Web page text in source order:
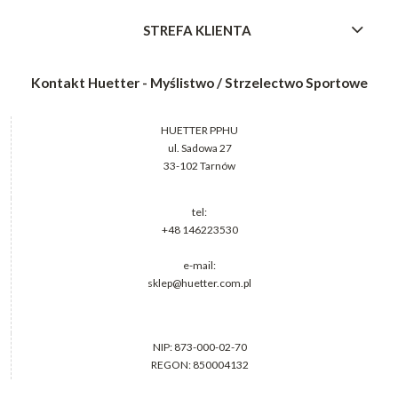
STREFA KLIENTA
Kontakt Huetter - Myślistwo / Strzelectwo Sportowe
HUETTER PPHU
ul. Sadowa 27
33-102 Tarnów
tel:
+48 146223530
e-mail:
sklep@huetter.com.pl
NIP: 873-000-02-70
REGON: 850004132